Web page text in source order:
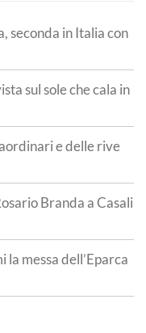
seconda in Italia con
sul sole che cala in
e delle rive
Branda a Casali
messa dell’Eparca